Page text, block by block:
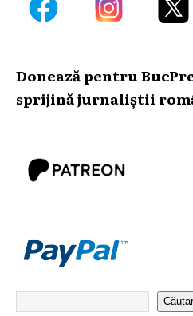
Donează pentru
sprijină jurnaliștii